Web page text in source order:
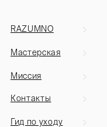
RAZUMNO
Миссия
Мастерская
Гид по уходу
Контакты